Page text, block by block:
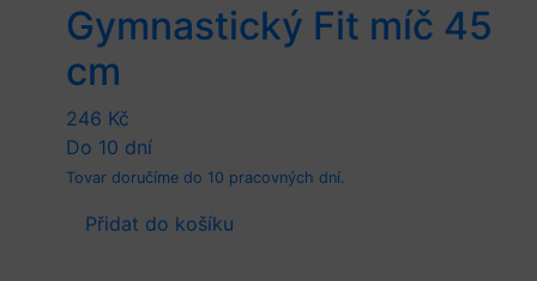
Gymnastický Fit míč 45
cm
246 Kč
Do 10 dní
Tovar doručíme do 10 pracovných dní.
Přidat do košíku